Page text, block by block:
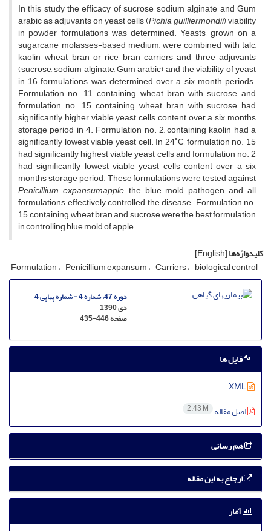
In this study the efficacy of sucrose, sodium alginate and Gum
arabic as adjuvants on yeast cells (Pichia guilliermondii) viability
in powder formulations was determined. Yeasts, grown on a
sugarcane molasses-based medium, were combined with talc,
kaolin, wheat bran or rice bran carriers and three adjuvants
(sucrose, sodium alginate, Gum arabic) and the viability of yeast
in 16 formulations was determined over a six month periods.
Formulation no. 11, containing wheat bran with sucrose, and
formulation no. 15, containing wheat bran with sucrose had
significantly higher viable yeast cells content over a six months
storage period in 4. Formulation no. 2, containing kaolin had a
significantly lowest viable yeast cell. In 24˚C, formulation no. 15
had significantly highest viable yeast cells and formulation no. 2
had significantly lowest viable yeast cells content over a six
months storage period. These formulations were tested against
Penicillium expansumapple, the blue mold pathogen and all
formulations effectively controlled the disease. Formulation no.
15, containing wheat bran and sucrose were the best formulation
in controlling blue mold of apple.
کلیدواژه‌ها[English]
Formulation Penicillium expansum Carriers biological control
دوره 47، شماره 4 - شماره پیاپی 4
دی 1390
صفحه435-446
فایل ها
اصل مقاله 2.43 M
هم رسانی
ارجاع به این مقاله
آمار